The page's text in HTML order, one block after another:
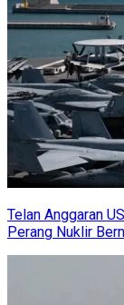
Telan Anggaran
Perang Nuklir